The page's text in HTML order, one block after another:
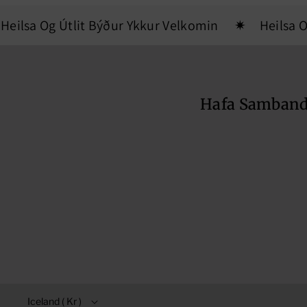
Og Útlit Býður Ykkur Velkomin Heilsa
Hafa
Iceland ( Kr )